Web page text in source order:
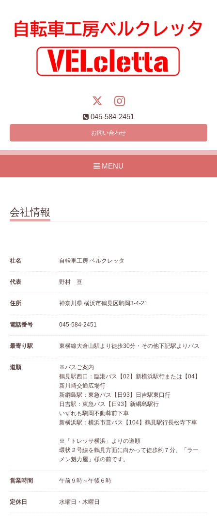
045-584-2451
お問い合わせ
MENU
会社情報
社名 自転車工房 ベルクレッタ
代表 野村 亘
住所 神奈川県 横浜市鶴見区駒岡3-4-21
電話番号 045-584-2451
最寄り駅 東横線大倉山駅より徒歩30分・その他下記駅よりバス
道順
※バスご案内
鶴見駅西口：臨港バス【02】新横浜駅行または【04】
新川崎交通広場行
新綱島駅：東急バス【日93】日吉駅東口行
日吉駅：東急バス【日93】新綱島駅行
いずれも駒岡不動尊前下車
新横浜駅：横浜市営バス【104】鶴見駅行長松寺下車
※「トレッサ横浜」よりの道順
環状２号線を鶴見方面に向かって徒歩約７分、「ラー
メン魁力屋」様の前です。
営業時間 午前９時～午後６時
定休日 水曜日・木曜日